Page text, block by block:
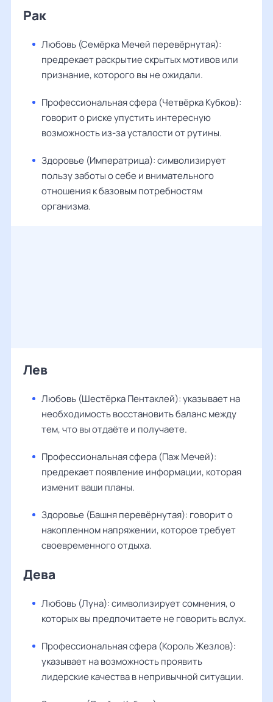
Рак
Любовь (Семёрка Мечей перевёрнутая):
предрекает раскрытие скрытых мотивов или
признание, которого вы не ожидали.
Профессиональная сфера (Четвёрка Кубков):
говорит о риске упустить интересную
возможность из-за усталости от рутины.
Здоровье (Императрица): символизирует
пользу заботы о себе и внимательного
отношения к базовым потребностям
организма.
Лев
Любовь (Шестёрка Пентаклей): указывает на
необходимость восстановить баланс между
тем, что вы отдаёте и получаете.
Профессиональная сфера (Паж Мечей):
предрекает появление информации, которая
изменит ваши планы.
Здоровье (Башня перевёрнутая): говорит о
накопленном напряжении, которое требует
своевременного отдыха.
Дева
Любовь (Луна): символизирует сомнения, о
которых вы предпочитаете не говорить вслух.
Профессиональная сфера (Король Жезлов):
указывает на возможность проявить
лидерские качества в непривычной ситуации.